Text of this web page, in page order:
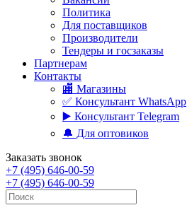
Политика
Для поставщиков
Производители
Тендеры и госзаказы
Партнерам
Контакты
🏬 Магазины
✅️ Консультант WhatsApp
▶️ Консультант Telegram
🔔 Для оптовиков
Заказать звонок
+7 (495) 646-00-59
+7 (495) 646-00-59